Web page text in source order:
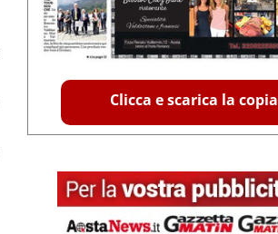
Clicca e scarica la copia